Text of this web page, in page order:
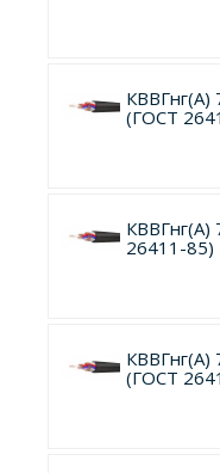
КВВГнг(А)
(ГОСТ
КВВГнг(А)
26411-85)
КВВГнг(А)
(ГОСТ